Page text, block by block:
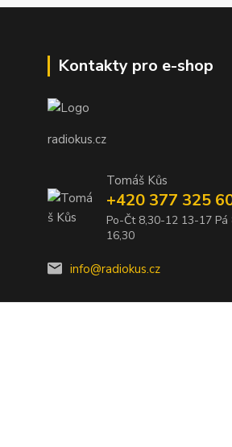
Kontakty pro e-shop
radiokus.cz
Tomáš Kůs
+420 377 325
Po-Čt 8,30-12 13-17
16,30
info@radiokus.cz